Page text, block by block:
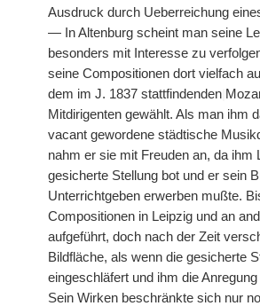
Ausdruck durch Ueberreichung
— In Altenburg scheint man seine
besonders mit Interesse zu
seine Compositionen dort vielfach
dem im J. 1837 stattfindenden
Mitdirigenten gewählt. Als man ihm
vacant gewordene städtische
nahm er sie mit Freuden an, da ihm
gesicherte Stellung bot und er sein
Unterrichtgeben erwerben mußte.
Compositionen in Leipzig und an
aufgeführt, doch nach der Zeit
Bildfläche, als wenn die gesicherte
eingeschläfert und ihm die
Sein Wirken beschränkte sich nur